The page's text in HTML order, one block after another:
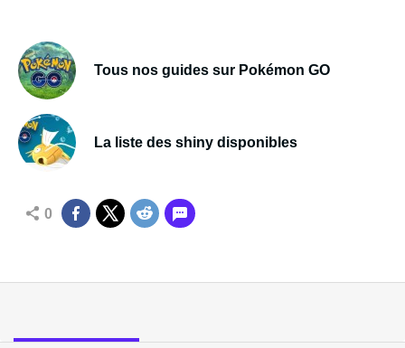
Tous nos guides sur Pokémon GO
La liste des shiny disponibles
0